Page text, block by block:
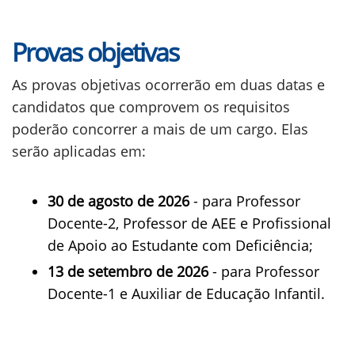
Provas objetivas
As provas objetivas ocorrerão em duas datas e
candidatos que comprovem os requisitos
poderão concorrer a mais de um cargo. Elas
serão aplicadas em:
30 de agosto de 2026- para Professor
Docente-2, Professor de AEE e Profissional
de Apoio ao Estudante com Deficiência;
13 de setembro de 2026- para Professor
Docente-1 e Auxiliar de Educação Infantil.